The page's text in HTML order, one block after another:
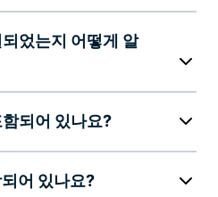
었는지 어떻게 알
되어 있나요?
어 있나요?